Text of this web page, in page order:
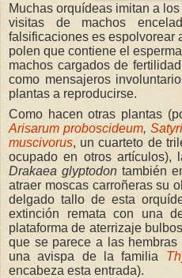
Muchas orquídeas imitan a
visitas de machos
falsificaciones es espolvorear
polen que contiene el
machos cargados de
como mensajeros
plantas a reproducirse.
Como hacen otras plantas
Arisarum proboscideum,
muscivorus, un cuarteto de
ocupado en otros artículos),
Drakaea glyptodontambién
atraer moscas carroñeras su
delgado tallo de esta
extinción remata con una
plataforma de aterrizaje
que se parece a las
una avispa de la familia
encabeza esta entrada).